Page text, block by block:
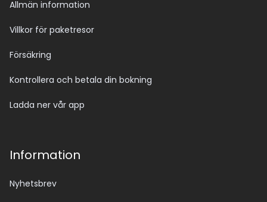
Allmän information
Villkor för paketresor
Försäkring
Kontrollera och betala din bokning
Ladda ner vår app
Information
Nyhetsbrev